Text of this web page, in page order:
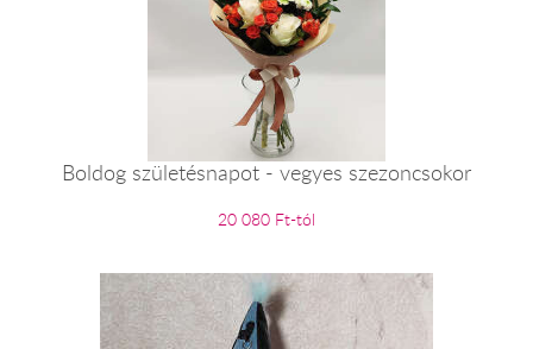
Boldog születésnapot - vegyes szezoncsokor
20 080 Ft-tól